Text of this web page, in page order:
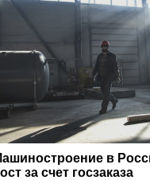
в
за счет госзаказа